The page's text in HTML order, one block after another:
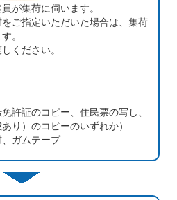
が集荷に伺います。
ご指定いただいた場合は、集荷
。
ください。
許証のコピー、住民票の写し、
り）のコピーのいずれか）
、ガムテープ